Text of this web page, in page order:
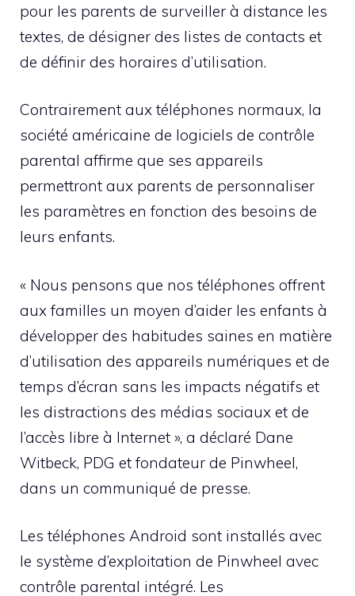
pour les parents de surveiller à distance les
textes, de désigner des listes de contacts et
de définir des horaires d’utilisation.
Contrairement aux téléphones normaux, la
société américaine de logiciels de contrôle
parental affirme que ses appareils
permettront aux parents de personnaliser
les paramètres en fonction des besoins de
leurs enfants.
« Nous pensons que nos téléphones offrent
aux familles un moyen d’aider les enfants à
développer des habitudes saines en matière
d’utilisation des appareils numériques et de
temps d’écran sans les impacts négatifs et
les distractions des médias sociaux et de
l’accès libre à Internet », a déclaré Dane
Witbeck, PDG et fondateur de Pinwheel,
dans un communiqué de presse.
Les téléphones Android sont installés avec
le système d’exploitation de Pinwheel avec
contrôle parental intégré. Les